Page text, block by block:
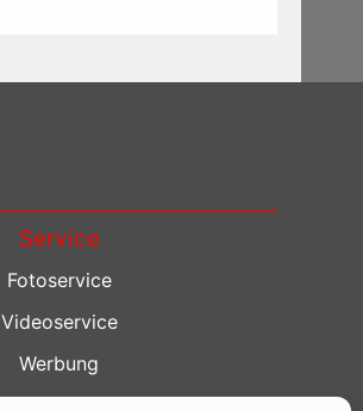
Service
Fotoservice
Videoservice
Werbung